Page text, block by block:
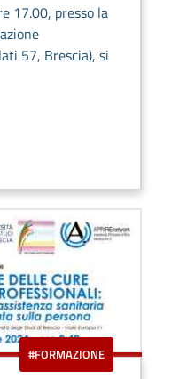
17.00, presso la
57, Brescia), si
#FORMAZIONE